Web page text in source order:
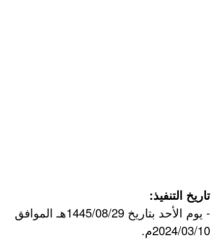
تاريخ التنفيذ:
- يوم الأحد بتاريخ 1445/08/29هـ الموافق
2024/03/10م.